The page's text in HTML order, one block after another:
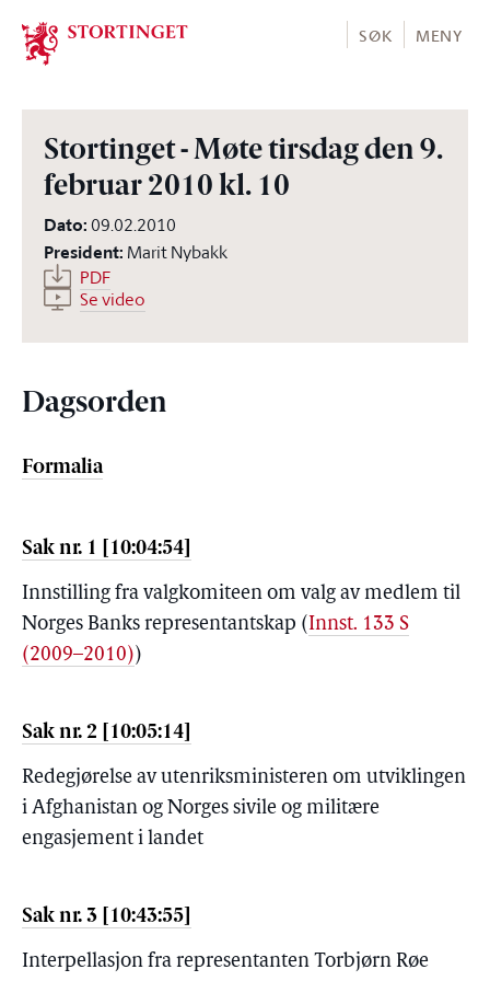
Stortinget.no
SØK MENY
Stortinget - Møte tirsdag den 9.
februar 2010 kl. 10
Dato:09.02.2010
President: Marit Nybakk
PDF
Se video
Dagsorden
Formalia
Sak nr. 1 [10:04:54]
Innstilling fra valgkomiteen om valg av medlem til
Norges Banks representantskap (Innst. 133 S
(2009–2010))
Sak nr. 2 [10:05:14]
Redegjørelse av utenriksministeren om utviklingen
i Afghanistan og Norges sivile og militære
engasjement i landet
Sak nr. 3 [10:43:55]
Interpellasjon fra representanten Torbjørn Røe